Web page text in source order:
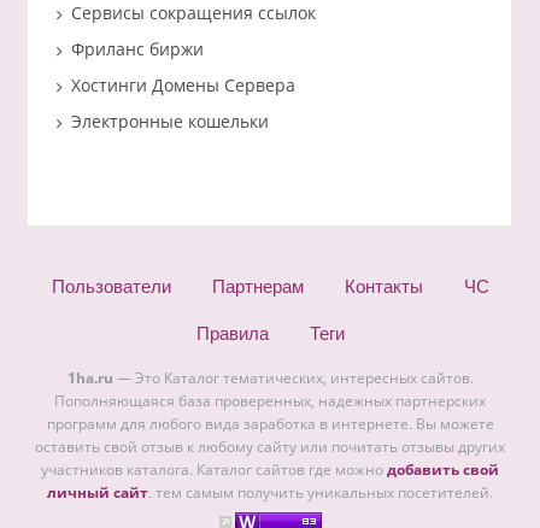
Сервисы сокращения ссылок
Фриланс биржи
Хостинги Домены Сервера
Электронные кошельки
Пользователи Партнерам Контакты ЧС
Правила Теги
1ha.ru — Это Каталог тематических, интересных сайтов.
Пополняющаяся база проверенных, надежных партнерских
программ для любого вида заработка в интернете. Вы можете
оставить свой отзыв к любому сайту или почитать отзывы других
участников каталога. Каталог сайтов где можнодобавить свой
личный сайт. тем самым получить уникальных посетителей.